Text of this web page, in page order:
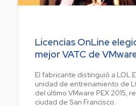
Licencias OnLine
mejor VATC de
El fabricante distinguió a LOL
unidad de entrenamiento de
del último VMware PEX 2015,
ciudad de San Francisco.